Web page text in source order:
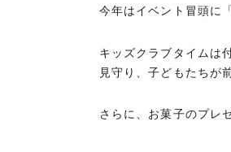
今年はイベント冒頭に
キッズクラブタイムは
見守り、子どもたちが
さらに、お菓子のプレ